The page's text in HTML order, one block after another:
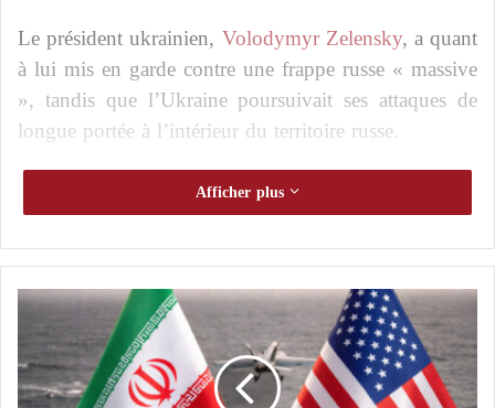
Le président ukrainien, Volodymyr Zelensky, a quant
à lui mis en garde contre une frappe russe « massive
», tandis que l’Ukraine poursuivait ses attaques de
longue portée à l’intérieur du territoire russe.
Message au Kremlin : Zelensky propose une
rencontre avec Poutine et Moscou lui ouvre
ses portes
Zelensky refuse d’être relégué au second plan
: un siège à part entière à la table de l’Union
Depuis le début de son invasion de l’Ukraine en
Afficher plus
P
r
p